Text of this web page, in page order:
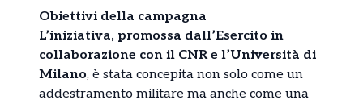
Obiettivi della campagna
L’iniziativa, promossa dall’Esercito in
collaborazione con il CNR e l’Università di
Milano, è stata concepita non solo come un
addestramento militare ma anche come una